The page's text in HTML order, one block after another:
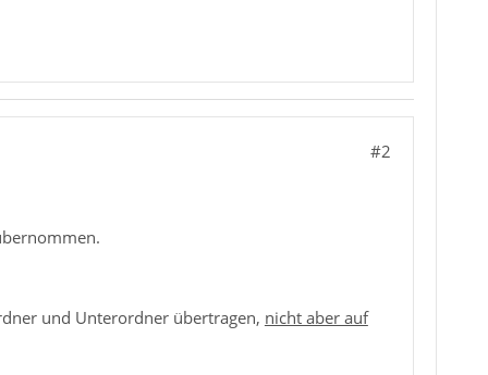
#2
und Unterordner übertragen, nicht aber auf